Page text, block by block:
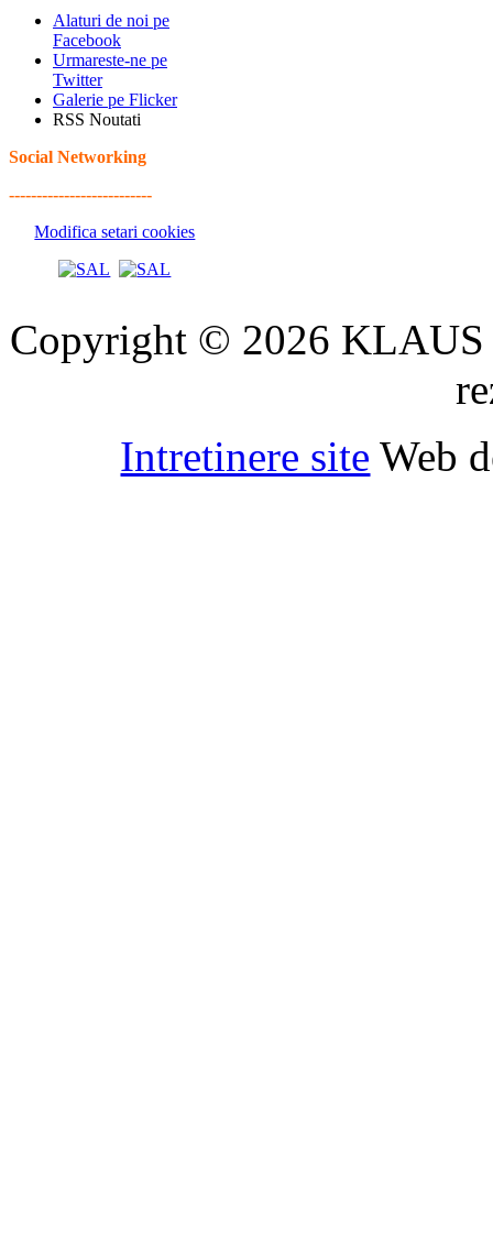
Alaturi de noi pe
Facebook
Urmareste-ne pe
Twitter
Galerie pe Flicker
RSS Noutati
Social Networking
--------------------------
Modifica setari cookies
Copyright © 2026 KLAUS
Intretinere site Web